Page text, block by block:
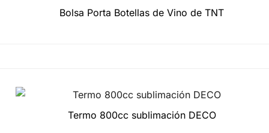
Bolsa Porta Botellas de Vino de TNT
Termo 800cc sublimación DECO